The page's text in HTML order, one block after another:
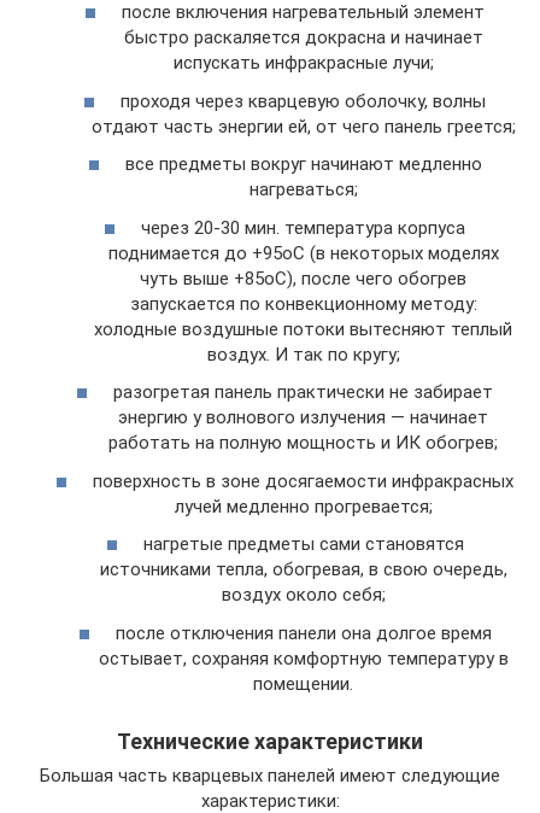
после включения нагревательный элемент
быстро раскаляется докрасна и начинает
испускать инфракрасные лучи;
проходя через кварцевую оболочку, волны
отдают часть энергии ей, от чего панель греется;
все предметы вокруг начинают медленно
нагреваться;
через 20-30 мин. температура корпуса
поднимается до +95oС (в некоторых моделях
чуть выше +85оС), после чего обогрев
запускается по конвекционному методу:
холодные воздушные потоки вытесняют теплый
воздух. И так по кругу;
разогретая панель практически не забирает
энергию у волнового излучения — начинает
работать на полную мощность и ИК обогрев;
поверхность в зоне досягаемости инфракрасных
лучей медленно прогревается;
нагретые предметы сами становятся
источниками тепла, обогревая, в свою очередь,
воздух около себя;
после отключения панели она долгое время
остывает, сохраняя комфортную температуру в
помещении.
Технические характеристики
Большая часть кварцевых панелей имеют следующие
характеристики: